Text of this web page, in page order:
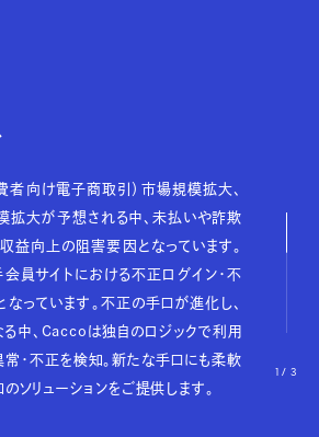
者向け電子商取引）市場規模拡大、
拡大が予想される中、未払いや詐欺
益向上の阻害要因となっています。
員サイトにおける不正ログイン・不
っています。不正の手口が進化し、
中、Caccoは独自のロジックで利用
常・不正を検知。新たな手口にも柔軟
ソリューションをご提供します。
1 / 3